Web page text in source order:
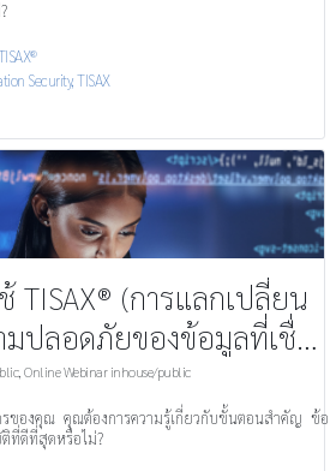
Security, TISAX
TISAX® (การแลกเปลี่ยน
มปลอดภัยของข้อมูลที่เชื่อ
, Online Webinar inhouse/public
รของคุณ คุณต้องการความรู้เกี่ยวกับขั้นตอนสำคัญ ข้อ
ที่ดีที่สุดหรือไม่?